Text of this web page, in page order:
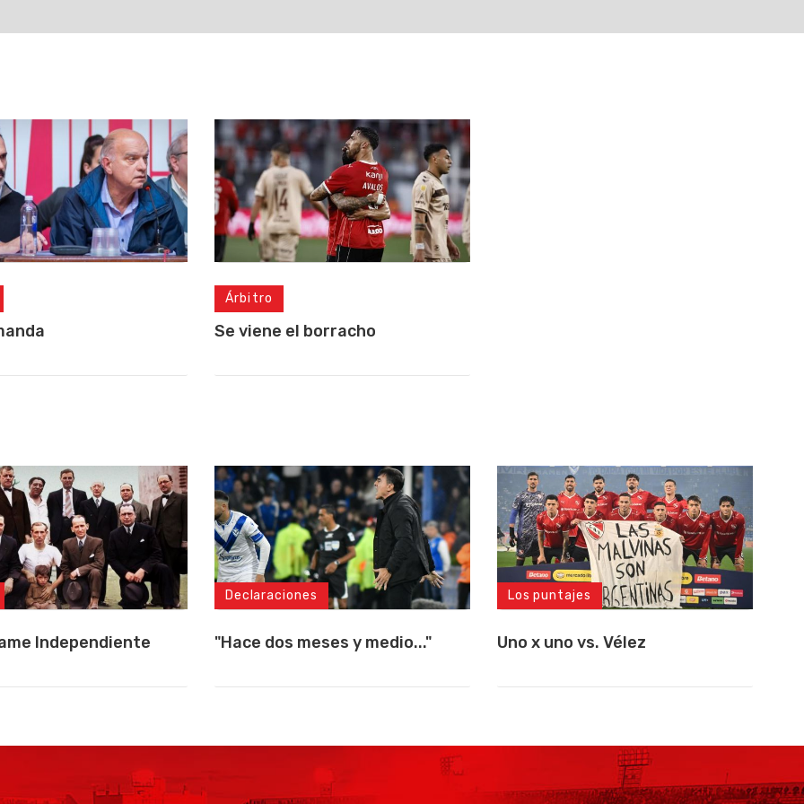
Árbitro
Se viene el borracho
Independiente
Declaraciones
"Hace dos meses y medio..."
Los puntajes
Uno x uno vs. Vélez